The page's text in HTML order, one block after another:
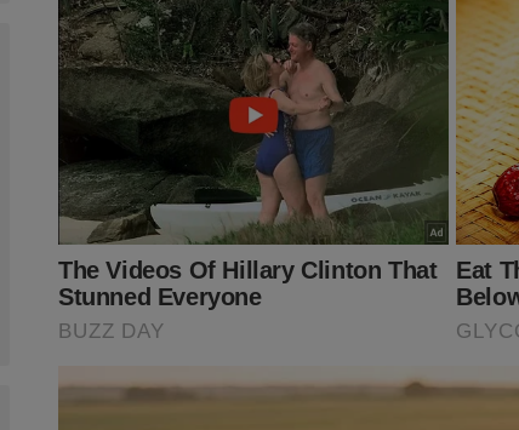
Estamos sobrevivendo graças a ajuda de nossos
fortalecer a nossa batalha, considere se tornar um
assistir o primeiroPODCAST conservador do Brasil
Revista A Verdade, onde os "assuntos proibidos" no
no link:
https://
SEU APOIO É MUITO IMPORTANTE! CONTAMOS